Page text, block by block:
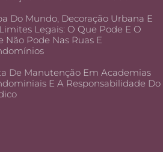
Do Mundo, Decoração Urbana E
Legais: O Que Pode E O
Não Pode Nas Ruas E
De Manutenção Em Academias
E A Responsabilidade Do